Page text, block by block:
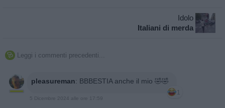
Idolo
Italiani di merda
 Leggi i commenti precedenti...
pleasureman: BBBESTIA anche il mio 🤣🤣
1
5 Dicembre 2024 alle ore 17:59